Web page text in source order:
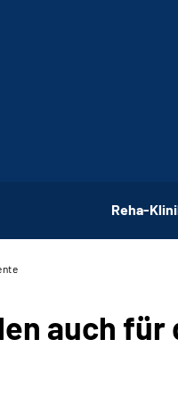
Reha-
auch für